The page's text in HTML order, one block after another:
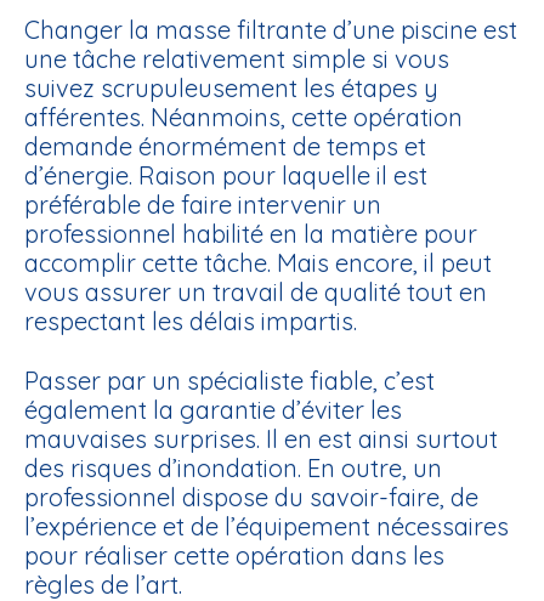
Changer la masse filtrante d’une piscine est
une tâche relativement simple si vous
suivez scrupuleusement les étapes y
afférentes. Néanmoins, cette opération
demande énormément de temps et
d’énergie. Raison pour laquelle il est
préférable de faire intervenir un
professionnel habilité en la matière pour
accomplir cette tâche. Mais encore, il peut
vous assurer un travail de qualité tout en
respectant les délais impartis.
Passer par un spécialiste fiable, c’est
également la garantie d’éviter les
mauvaises surprises. Il en est ainsi surtout
des risques d’inondation. En outre, un
professionnel dispose du savoir-faire, de
l’expérience et de l’équipement nécessaires
pour réaliser cette opération dans les
règles de l’art.